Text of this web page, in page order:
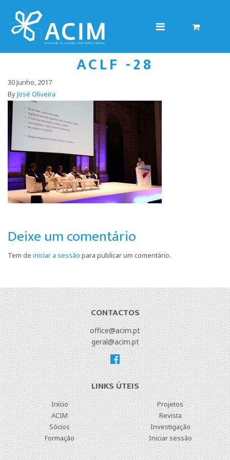
ACLF -28
30 Junho, 2017
ByJosé Oliveira
Deixe um comentário
Tem de iniciar a sessão para publicar um comentário.
CONTACTOS
office@acim.pt
geral@acim.pt
LINKS ÚTEIS
Início
ACIM
Sócios
Formação
Projetos
Revista
Investigação
Iniciar sessão